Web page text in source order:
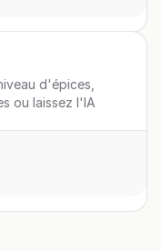
d'épices,
ou laissez l'IA